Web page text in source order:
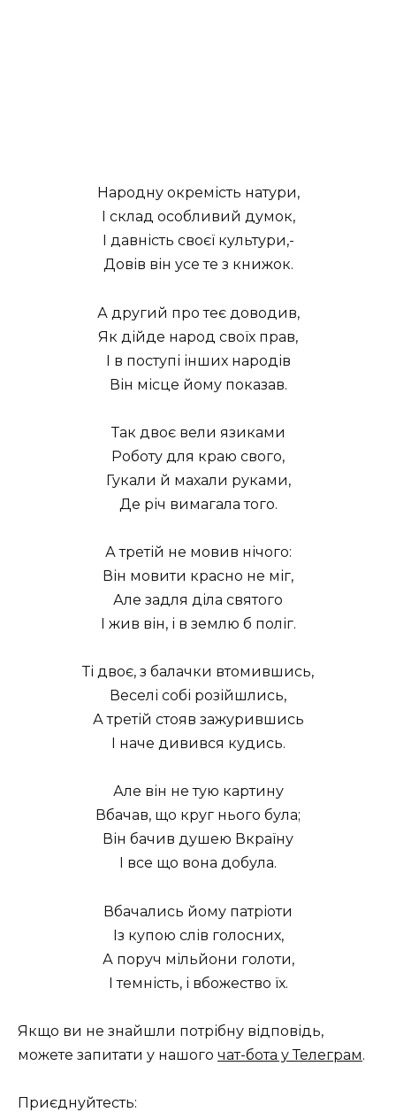
Народну окремість натури,
І склад особливий думок,
І давність своєї культури,-
Довів він усе те з книжок.
А другий про теє доводив,
Як дійде народ своїх прав,
І в поступі інших народів
Він місце йому показав.
Так двоє вели язиками
Роботу для краю свого,
Гукали й махали руками,
Де річ вимагала того.
А третій не мовив нічого:
Він мовити красно не міг,
Але задля діла святого
І жив він, і в землю б поліг.
Ті двоє, з балачки втомившись,
Веселі собі розійшлись,
А третій стояв зажурившись
І наче дивився кудись.
Але він не тую картину
Вбачав, що круг нього була;
Він бачив душею Вкраїну
І все що вона добула.
Вбачались йому патріоти
Із купою слів голосних,
А поруч мільйони голоти,
І темність, і вбожество їх.
Якщо ви не знайшли потрібну відповідь,
можете запитати у нашого чат-бота у Телеграм.
Приєднуйтесть: